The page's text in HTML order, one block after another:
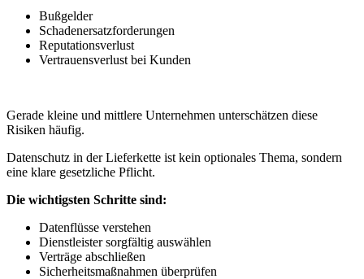
Bußgelder
Schadenersatzforderungen
Reputationsverlust
Vertrauensverlust bei Kunden
Gerade kleine und mittlere Unternehmen unterschätzen diese
Risiken häufig.
Datenschutz in der Lieferkette ist kein optionales Thema, sondern
eine klare gesetzliche Pflicht.
Die wichtigsten Schritte sind:
Datenflüsse verstehen
Dienstleister sorgfältig auswählen
Verträge abschließen
Sicherheitsmaßnahmen überprüfen